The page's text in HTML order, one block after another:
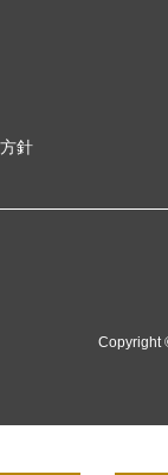
針
Copyright